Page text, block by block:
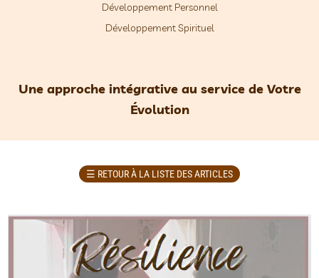
Développement Personnel
Développement Spirituel
Une approche intégrative au service de Votre
Évolution
☰ RETOUR À LA LISTE DES ARTICLES